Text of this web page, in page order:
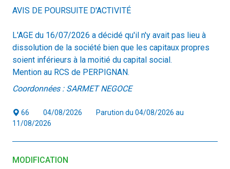
AVIS DE POURSUITE D'ACTIVITÉ
L'AGE du 16/07/2026 a décidé qu'il n'y avait pas lieu à
dissolution de la société bien que les capitaux propres
soient inférieurs à la moitié du capital social.
Mention au RCS de PERPIGNAN.
Coordonnées : SARMET NEGOCE
66 04/08/2026
Parution du 04/08/2026 au
11/08/2026
MODIFICATION